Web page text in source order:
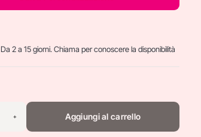
Da 2 a 15 giorni. Chiama per conoscere la disponibilità
Aggiungi al carrello